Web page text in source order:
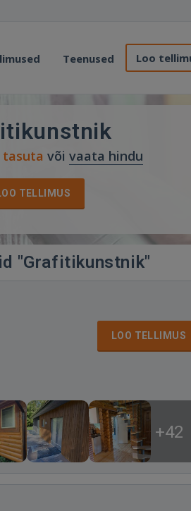
Teenused Loo
tasuta või vaata hindu
TELLIMUS
"Grafitikunstnik"
LOO TELLIMUS
+42